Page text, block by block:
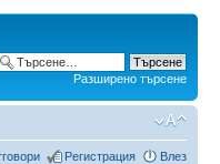
Разширено търсене
Регистрация Влез